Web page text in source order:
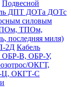
Подвесной
ДПТ ДОТа ДОТс
силовым
ТПОм,
последняя миля)
2Д Кабель
ОБР-В, ОБР-У,
ОКГТ,
Ц, ОКГТ-С